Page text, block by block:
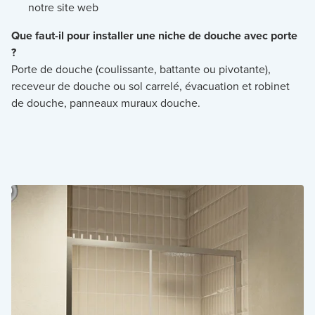
notre site web
Que faut-il pour installer une niche de douche avec porte
?
Porte de douche (coulissante, battante ou pivotante),
receveur de douche ou sol carrelé, évacuation et robinet
de douche, panneaux muraux douche.